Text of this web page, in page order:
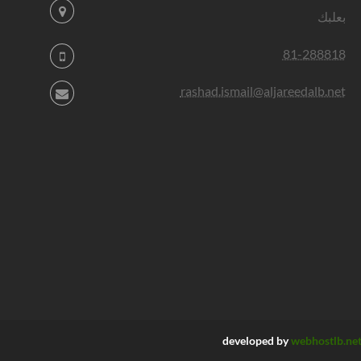
بعلبك
81-288818
rashad.ismail@aljareedalb.net
developed bywebhostlb.net